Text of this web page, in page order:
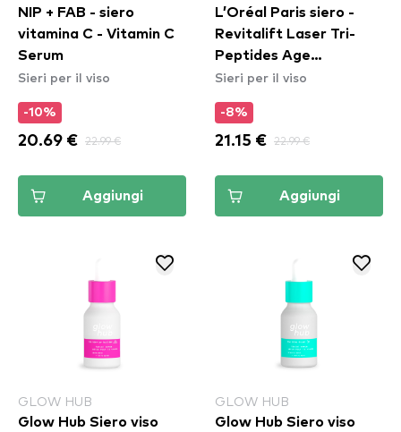
NIP + FAB - siero
vitamina C - Vitamin C
Serum
Sieri per il viso
-10%
20.69 € 22.99 €
Aggiungi
L’Oréal Paris siero -
Revitalift Laser Tri-
Peptides Age
Correcting Serum
Sieri per il viso
-8%
21.15 € 22.99 €
Aggiungi
GLOW HUB
Glow Hub Siero viso
GLOW HUB
Glow Hub Siero viso